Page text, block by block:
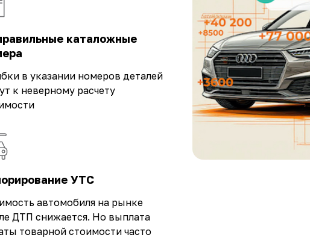
каталожные
в указании номеров деталей
к неверному расчету
УТС
автомобиля на рынке
ДТП снижается. Но выплата
товарной стоимости часто